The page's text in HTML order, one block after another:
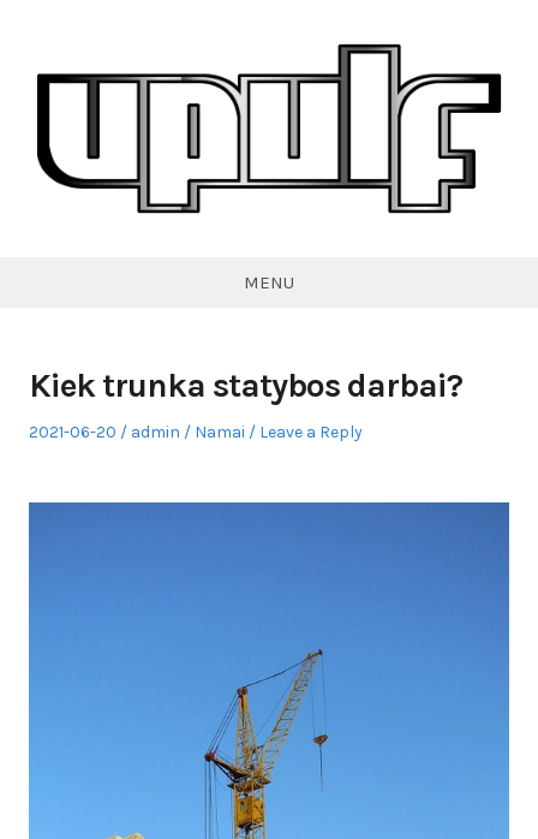
content
MENU
Kiek trunka statybos darbai?
Posted
2021-06-20 Author
admin
Posted
Namai Leave a Reply